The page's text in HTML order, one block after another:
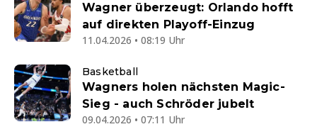
Wagner überzeugt: Orlando hofft
auf direkten Playoff-Einzug
11.04.2026 • 08:19 Uhr
Basketball
Wagners holen nächsten Magic-
Sieg - auch Schröder jubelt
09.04.2026 • 07:11 Uhr